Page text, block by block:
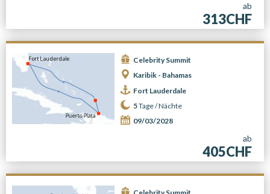
ab
313CHF
Celebrity Summit
Karibik - Bahamas
Fort Lauderdale
5Tage /Nächte
09/03/2028
ab
405CHF